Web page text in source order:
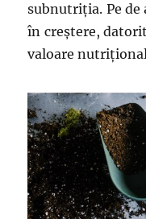
subnutriţia. Pe
în creştere,
valoare